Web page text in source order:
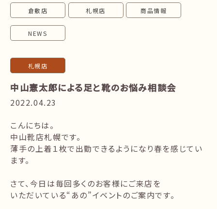
倉敷店 札幌店 商品情報
NEWS
札幌店
中山憲太郎による足と靴のお悩み相談会
2022.04.23
こんにちは。
中山靴店札幌です。
薄手の上着１枚で出勤できるようになり春を感じてい
ます。
さて、今日は毎回多くのお客様にご来店を
いただいている“あの”イベントのご案内です。